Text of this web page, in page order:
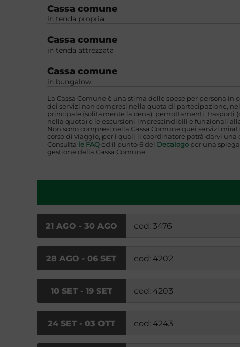
Cassa comune
in tenda propria
Cassa comune
in tenda attrezzata
Cassa comune
in bungalow
La Cassa Comune è una stima delle spese per persona in
dei servizi non compresi nella quota di partecipazione,
principale (solitamente la cena), pernottamenti, trasporti
nella quota) e le escursioni imprescindibili e funzionali
Non sono compresi nella Cassa Comune quei servizi
corso di viaggio, per i quali il coordinatore potrà darvi una
Consulta le FAQed il punto 6 del Decalogoper una
gestione della Cassa Comune.
21 AGO - 30 AGO cod: 3476
28 AGO - 06 SET cod: 4202
10 SET - 19 SET cod: 4203
24 SET - 03 OTT cod: 4243